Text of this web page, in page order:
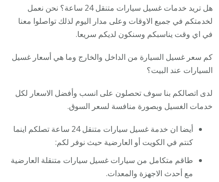
هل تريد خدمات غسيل سيارات متنقل 24 ساعة؟ نحن نعمل
لخدمتكم في جميع الاوقات وعلى مدار اليوم لذلك تواصلوا معنا
في اي وقت يناسبكم وسنكون لديكم سريعا.
كم سعر غسيل السيارة من الداخل والخارج وما هي أسعار غسيل
السيارات عند البيت؟
لدى اتصالكم بنا سوف تحصلون على انسب وأفضل الاسعار لكل
خدمات الغسيل وبصورة منافسة لسعر السوق.
أيضا ان خدمة غسيل سيارات متنقل 24 ساعة تصلكم اينما
كنتم في الكويت أو العارضية حيث نوفر لكم:
طاقم متكامل من سيارات غسيل سيارات متنقلة العارضية
مع أحدث الاجهزة والمعدات.